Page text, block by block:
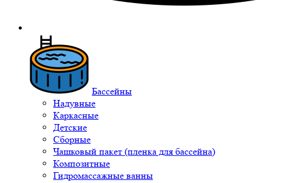
Бассейны
Надувные
Каркасные
Детские
Сборные
Чашковый пакет (пленка для бассейна)
Композитные
Гидромассажные ванны